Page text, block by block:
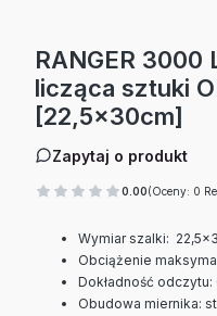
RANGER 3000
licząca sztuki
[22,5x30cm]
Zapytaj o produkt
0.00(Oceny: 0
Wymiar szalki:
Obciążenie
Dokładność odczytu:
Obudowa miernika: